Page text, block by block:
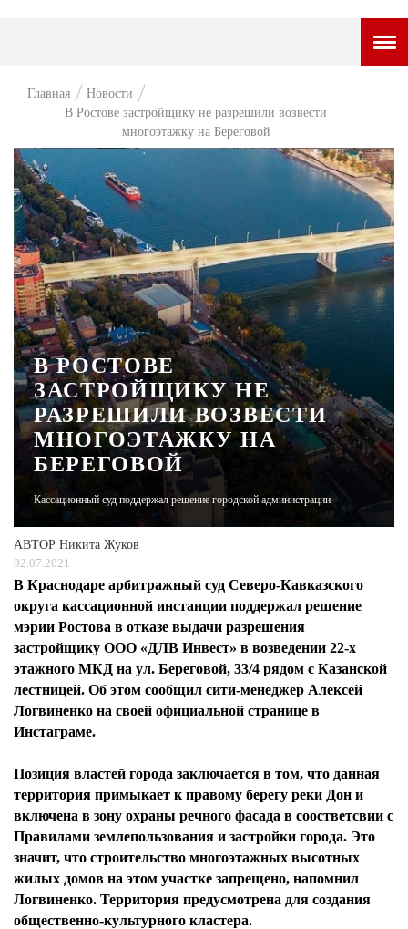
НОВОСТИ
ВОПРОС НЕДЕЛИ
ТАМ И ТУТ
СТИЛЬ ЖИЗНИ
ХАЙП
ЧЕЛОВЕК ОСОБЕННЫЙ
КУЛЬТ ЕДЫ
АФИША
ЖУРНАЛ
Главная
Новости
В Ростове застройщику не разрешили возвести
многоэтажку на Береговой
В РОСТОВЕ
ЗАСТРОЙЩИКУ НЕ
РАЗРЕШИЛИ ВОЗВЕСТИ
МНОГОЭТАЖКУ НА
БЕРЕГОВОЙ
Кассационный суд поддержал решение городской администрации
АВТОР Никита Жуков
02.07.2021
В Краснодаре арбитражный суд Северо-Кавказского
округа кассационной инстанции поддержал решение
мэрии Ростова в отказе выдачи разрешения
застройщику ООО «ДЛВ Инвест» в возведении 22-х
этажного МКД на ул. Береговой, 33/4 рядом с Казанской
лестницей. Об этом сообщил сити-менеджер Алексей
Логвиненко на своей официальной странице в
Инстаграме.
Позиция властей города заключается в том, что данная
территория примыкает к правому берегу реки Дон и
включена в зону охраны речного фасада в соостветсвии с
Правилами землепользования и застройки города. Это
значит, что строительство многоэтажных высотных
жилых домов на этом участке запрещено, напомнил
Логвиненко. Территория предусмотрена для создания
общественно-культурного кластера.